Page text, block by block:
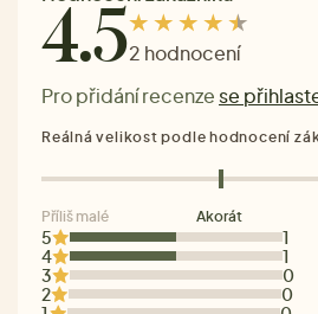
4.52 hodnocení
Pro přidání recenze se
5
1
4
1
3
0
2
0
Reálná velikost podle hodnocení
Příliš malé Akorát